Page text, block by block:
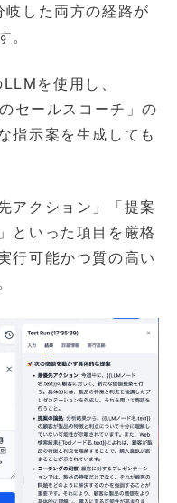
した両方の経路が
。
を使用し、
セールスコーチ」の
指示案を生成しても
アクション」「提案
といった項目を厳格
行可能かつ質の高い